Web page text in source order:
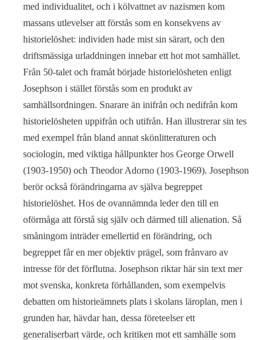
med individualitet, och i kölvattnet av nazismen kom
massans utlevelser att förstås som en konsekvens av
historielöshet: individen hade mist sin särart, och den
driftsmässiga urladdningen innebar ett hot mot samhället.
Från 50-talet och framåt började historielösheten enligt
Josephson i stället förstås som en produkt av
samhällsordningen. Snarare än inifrån och nedifrån kom
historielösheten uppifrån och utifrån. Han illustrerar sin tes
med exempel från bland annat skönlitteraturen och
sociologin, med viktiga hållpunkter hos George Orwell
(1903-1950) och Theodor Adorno (1903-1969). Josephson
berör också förändringarna av själva begreppet
historielöshet. Hos de ovannämnda leder den till en
oförmåga att förstå sig själv och därmed till alienation. Så
småningom inträder emellertid en förändring, och
begreppet får en mer objektiv prägel, som frånvaro av
intresse för det förflutna. Josephson riktar här sin text mer
mot svenska, konkreta förhållanden, som exempelvis
debatten om historieämnets plats i skolans läroplan, men i
grunden har, hävdar han, dessa företeelser ett
generaliserbart värde, och kritiken mot ett samhälle som